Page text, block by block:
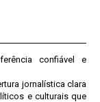
confiável e
jornalística clara
e culturais que